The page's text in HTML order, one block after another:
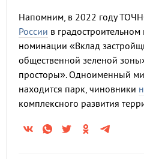
Напомним, в 2022 году
России в
номинации «Вклад
общественной зеленой
просторы». Одноименный
находится парк, чиновники
комплексного развития